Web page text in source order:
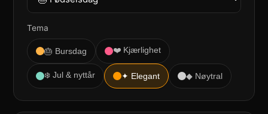
Tema
🎂 Bursdag ❤️ Kjærlighet
❄️ Jul & nyttår ✦ Elegant ◆ Nøytral